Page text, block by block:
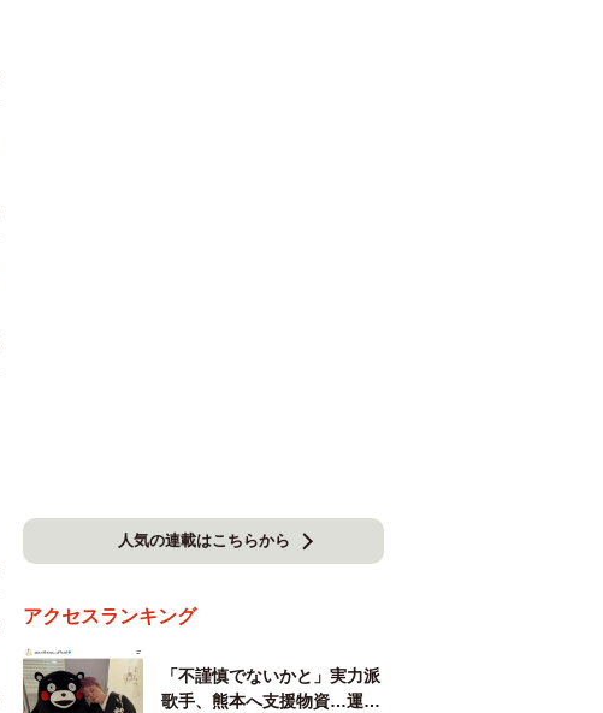
人気の連載はこちらから
アクセスランキング
「不謹慎でないかと」実力派
歌手、熊本へ支援物資…運搬